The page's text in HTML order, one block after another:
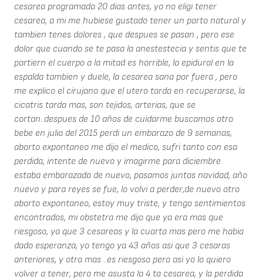
cesarea programada 20 dias antes, yo no eligi tener
cesarea, a mi me hubiese gustado tener un parto natural y
tambien tenes dolores , que despues se pasan , pero ese
dolor que cuando se te pasa la anestestecia y sentis que te
partiern el cuerpo a la mitad es horrible, la epidural en la
espalda tambien y duele, la cesarea sana por fuera , pero
me explico el cirujano que el utero tarda en recuperarse, la
cicatris tarda mas, son tejidos, arterias, que se
cortan..despues de 10 años de cuidarme buscamos otro
bebe en julio del 2015 perdi un embarazo de 9 semanas,
aborto expontaneo me dijo el medico, sufri tanto con esa
perdida, intente de nuevo y imagirme para diciembre
estaba embarazada de nuevo, pasamos juntos navidad, año
nuevo y para reyes se fue, lo volvi a perder,de nuevo otro
aborto expontaneo, estoy muy triste, y tengo sentimientos
encontrados, mi obstetra me dijo que ya era mas que
riesgoso, ya que 3 cesareas y la cuarta mas pero me habia
dado esperanza, yo tengo ya 43 años asi que 3 cesaras
anteriores, y otra mas ..es riesgoso pero asi yo lo quiero
volver a tener, pero me asusta la 4 ta cesarea, y la perdida